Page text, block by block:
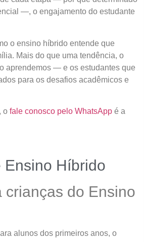
—, o engajamento do estudante
o ensino híbrido entende que
Mais do que uma tendência, o
aprendemos — e os estudantes que
para os desafios acadêmicos e
o fale conosco pelo WhatsApp é a
Ensino Híbrido
do Ensino
alunos dos primeiros anos, o